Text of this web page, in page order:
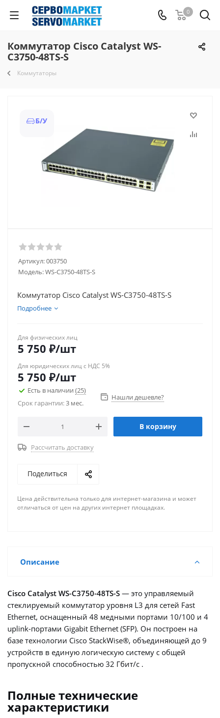
0
Коммутатор Cisco Catalyst WS-
C3750-48TS-S
Коммутаторы
Б/У
Артикул:003750
Модель:WS-C3750-48TS-S
Коммутатор Cisco Catalyst WS-C3750-48TS-S
Подробнее
Для физических лиц
5 750 ₽/шт
Для юридических лиц с НДС 5%
5 750 ₽/шт
Есть в наличии (25)
Срок гарантии:3 мес.
Нашли дешевле?
В корзину
Рассчитать доставку
Поделиться
Цена действительна только для интернет-магазина и может
отличаться от цен на других интернет площадках.
Описание
Cisco Catalyst WS-C3750-48TS-S — это управляемый
стеклируемый коммутатор уровня L3 для сетей Fast
Ethernet, оснащенный 48 медными портами 10/100 и 4
uplink-портами Gigabit Ethernet (SFP). Он построен на
базе технологии Cisco StackWise®, объединяющей до 9
устройств в единую логическую систему с общей
пропускной способностью 32 Гбит/с .
Полные технические
характеристики